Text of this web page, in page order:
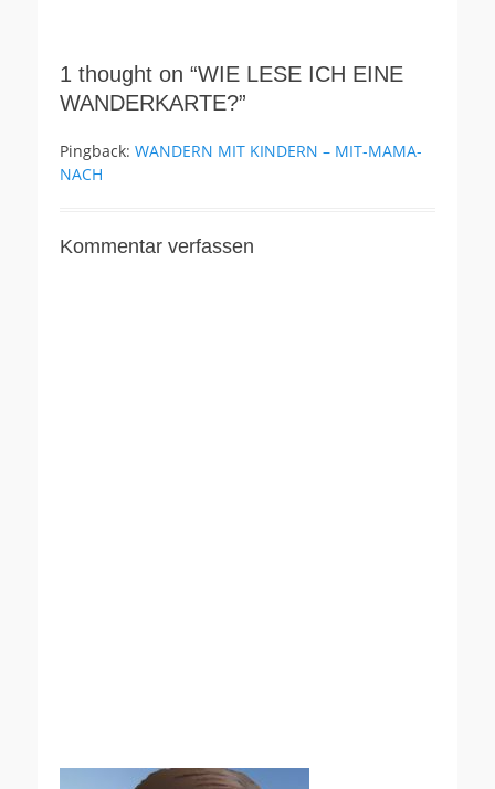
1 thought on “WIE LESE ICH EINE
WANDERKARTE?”
Pingback: WANDERN MIT KINDERN – MIT-MAMA-
NACH
Kommentar verfassen